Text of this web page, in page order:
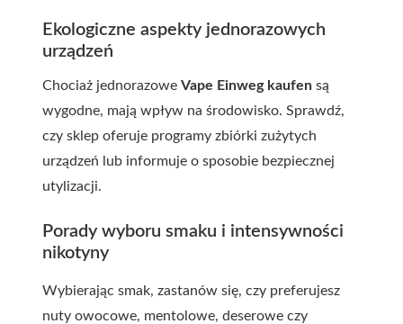
Ekologiczne aspekty jednorazowych
urządzeń
Chociaż jednorazowe Vape Einweg kaufen są
wygodne, mają wpływ na środowisko. Sprawdź,
czy sklep oferuje programy zbiórki zużytych
urządzeń lub informuje o sposobie bezpiecznej
utylizacji.
Porady wyboru smaku i intensywności
nikotyny
Wybierając smak, zastanów się, czy preferujesz
nuty owocowe, mentolowe, deserowe czy